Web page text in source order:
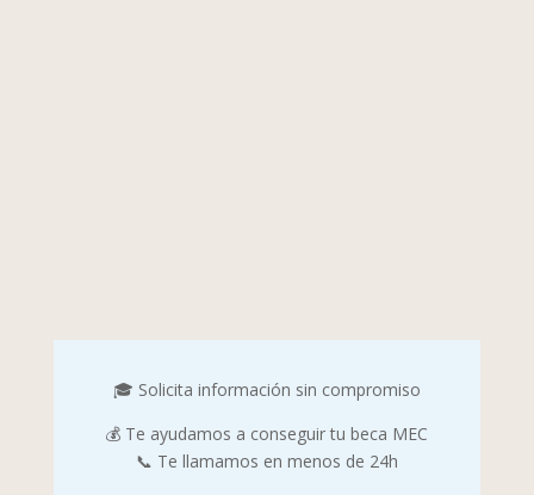
🎓 Solicita información sin compromiso
💰 Te ayudamos a conseguir tu beca MEC
📞 Te llamamos en menos de 24h